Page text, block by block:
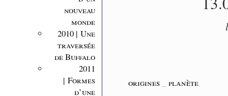
nouveau
monde
2010 | Une
traversée
de Buffalo
2011
| Formes
d’une
origines_ planète